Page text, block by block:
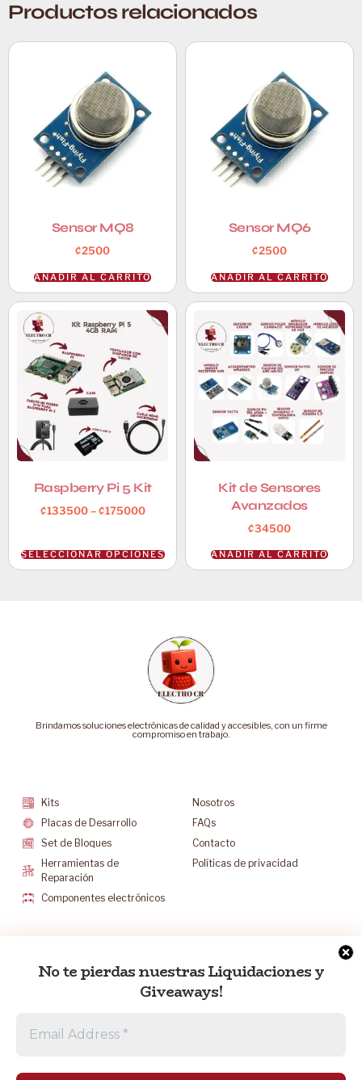
No te pierdas nuestras Liquidaciones y
Giveaways!
Productos relacionados
Sensor MQ8
₡2500
AÑADIR AL CARRITO
Sensor MQ6
₡2500
AÑADIR AL CARRITO
Raspberry Pi 5 Kit
₡133500 – ₡175000
SELECCIONAR OPCIONES
Kit de Sensores
Avanzados
₡34500
AÑADIR AL CARRITO
Brindamos soluciones electrónicas de calidad y accesibles, con un firme
compromiso en trabajo.
Kits
Placas de Desarrollo
Set de Bloques
Herramientas de
Reparación
Componentes electrónicos
Nosotros
FAQs
Contacto
Políticas de privacidad
info@electrocr.tech